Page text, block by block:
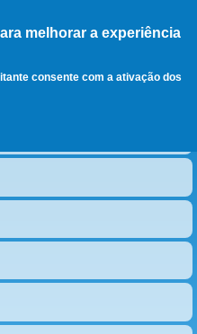
melhorar a experiência
consente com a ativação dos
, ir para a
página principal
diferente